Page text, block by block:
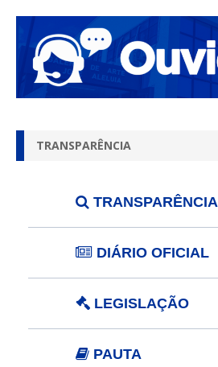
TRANSPARÊNCIA
TRANSPARÊNCIA
DIÁRIO OFICIAL
LEGISLAÇÃO
PAUTA